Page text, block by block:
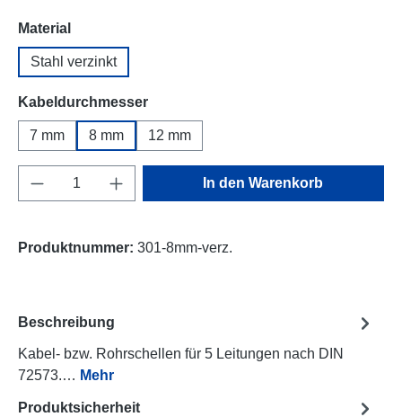
Materialauswählen
Stahl verzinkt
Kabeldurchmesserauswählen
7 mm 8 mm 12 mm
Produkt Anzahl: Gib den gewünschten
In den Warenkorb
Produktnummer: 301-8mm-verz.
Beschreibung
Kabel- bzw. Rohrschellen für 5 Leitungen nach DIN
72573.… Mehr
Produktsicherheit